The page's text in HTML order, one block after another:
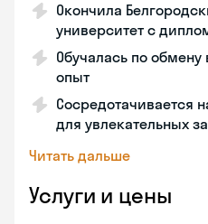
Окончила
университет с
Обучалась по обмену
опыт
Сосредотачивается
для увлекательных
Читать дальше
Услуги и цены